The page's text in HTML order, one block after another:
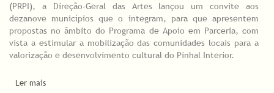
(PRPI), a Direção-Geral das Artes lançou um convite aos
dezanove municípios que o integram, para que apresentem
propostas no âmbito do Programa de Apoio em Parceria, com
vista a estimular a mobilização das comunidades locais para a
valorização e desenvolvimento cultural do Pinhal Interior.
Ler mais